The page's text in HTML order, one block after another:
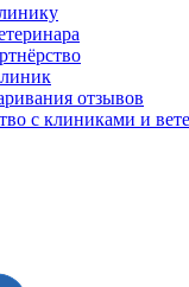
отзывов
с клиниками и